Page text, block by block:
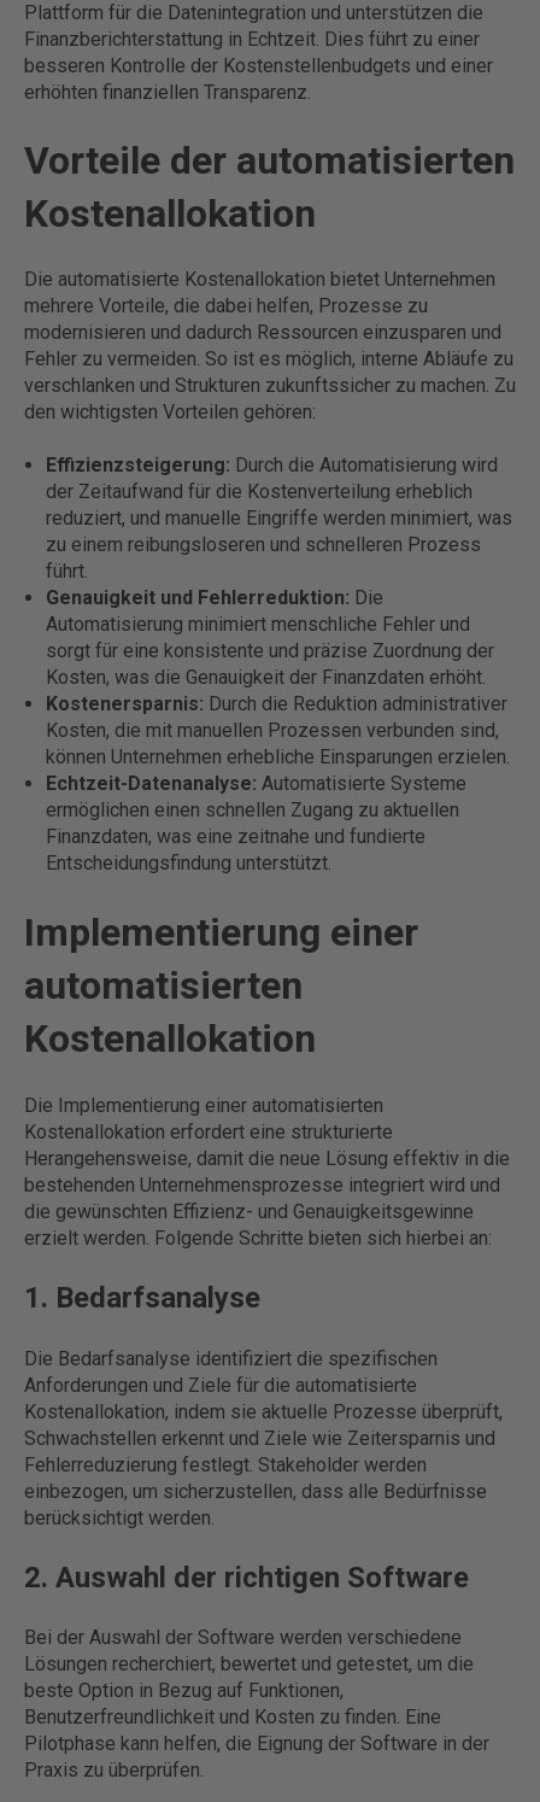
Plattform für die Datenintegration und unterstützen die
Finanzberichterstattung in Echtzeit. Dies führt zu einer
besseren Kontrolle der Kostenstellenbudgets und einer
erhöhten finanziellen Transparenz.
Vorteile der automatisierten
Kostenallokation
Die automatisierte Kostenallokation bietet Unternehmen
mehrere Vorteile, die dabei helfen, Prozesse zu
modernisieren und dadurch Ressourcen einzusparen und
Fehler zu vermeiden. So ist es möglich, interne Abläufe zu
verschlanken und Strukturen zukunftssicher zu machen. Zu
den wichtigsten Vorteilen gehören:
Effizienzsteigerung: Durch die Automatisierung wird
der Zeitaufwand für die Kostenverteilung erheblich
reduziert, und manuelle Eingriffe werden minimiert, was
zu einem reibungsloseren und schnelleren Prozess
führt.
Genauigkeit und Fehlerreduktion: Die
Automatisierung minimiert menschliche Fehler und
sorgt für eine konsistente und präzise Zuordnung der
Kosten, was die Genauigkeit der Finanzdaten erhöht.
Kostenersparnis: Durch die Reduktion administrativer
Kosten, die mit manuellen Prozessen verbunden sind,
können Unternehmen erhebliche Einsparungen erzielen.
Echtzeit-Datenanalyse: Automatisierte Systeme
ermöglichen einen schnellen Zugang zu aktuellen
Finanzdaten, was eine zeitnahe und fundierte
Entscheidungsfindung unterstützt.
Implementierung einer
automatisierten
Kostenallokation
Die Implementierung einer automatisierten
Kostenallokation erfordert eine strukturierte
Herangehensweise, damit die neue Lösung effektiv in die
bestehenden Unternehmensprozesse integriert wird und
die gewünschten Effizienz- und Genauigkeitsgewinne
erzielt werden. Folgende Schritte bieten sich hierbei an:
1. Bedarfsanalyse
Die Bedarfsanalyse identifiziert die spezifischen
Anforderungen und Ziele für die automatisierte
Kostenallokation, indem sie aktuelle Prozesse überprüft,
Schwachstellen erkennt und Ziele wie Zeitersparnis und
Fehlerreduzierung festlegt. Stakeholder werden
einbezogen, um sicherzustellen, dass alle Bedürfnisse
berücksichtigt werden.
2. Auswahl der richtigen Software
Bei der Auswahl der Software werden verschiedene
Lösungen recherchiert, bewertet und getestet, um die
beste Option in Bezug auf Funktionen,
Benutzerfreundlichkeit und Kosten zu finden. Eine
Pilotphase kann helfen, die Eignung der Software in der
Praxis zu überprüfen.